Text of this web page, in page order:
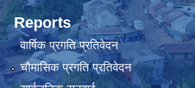
Reports
वार्षिक प्रगति प्रतिवेदन
चौमासिक प्रगति प्रतिवेदन